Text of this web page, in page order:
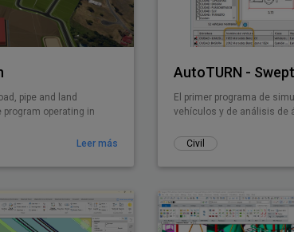
pipe and land
operating in
Leer más
El primer programa de
vehículos y de análisis de
Civil